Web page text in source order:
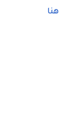
هنا